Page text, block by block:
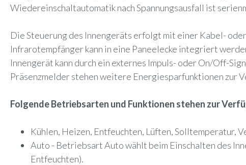
Wiedereinschaltautomatik nach Spannungsausfall ist
Die Steuerung des Innengeräts erfolgt mit einer Kabel-
Infrarotempfänger kann in eine Paneelecke integriert
Innengerät kann durch ein externes Impuls- oder On/Off-
Präsenzmelder stehen weitere Energiesparfunktionen zur
Folgende Betriebsarten und Funktionen stehen zur
Kühlen, Heizen, Entfeuchten, Lüften, Solltemperatur,
Auto - Betriebsart Auto wählt beim Einschalten des
Entfeuchten).